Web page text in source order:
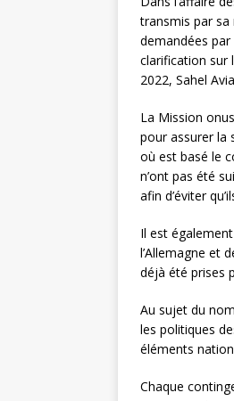
transmis par
demandées
clarification sur
2022, Sahel
La Mission
pour assurer la
où est basé le
n’ont pas été
afin d’éviter
Il est
l’Allemagne et
déjà été prises
Au sujet du
les politiques
éléments
Chaque